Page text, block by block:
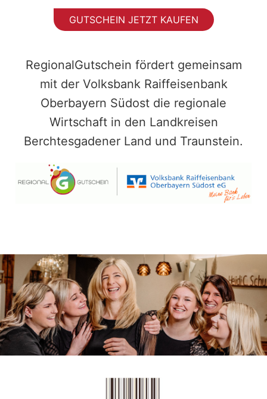
GUTSCHEIN JETZT KAUFEN
RegionalGutschein fördert gemeinsam
mit der Volksbank Raiffeisenbank
Oberbayern Südost die regionale
Wirtschaft in den Landkreisen
Berchtesgadener Land und Traunstein.